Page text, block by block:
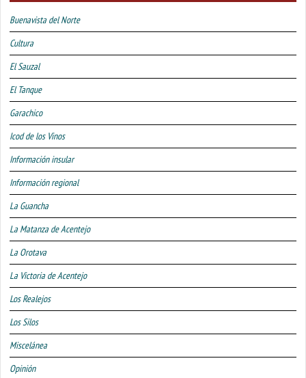
Buenavista del Norte
Cultura
El Sauzal
El Tanque
Garachico
Icod de los Vinos
Información insular
Información regional
La Guancha
La Matanza de Acentejo
La Orotava
La Victoria de Acentejo
Los Realejos
Los Silos
Miscelánea
Opinión